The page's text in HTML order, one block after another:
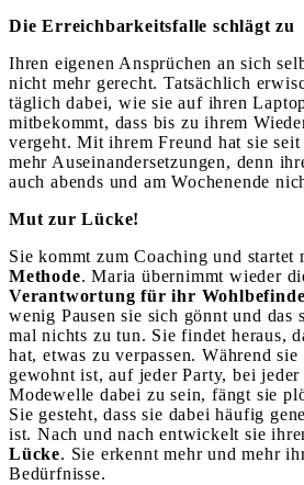
Die Erreichbarkeitsfalle schlägt zu
Ihren eigenen Ansprüchen an sich
nicht mehr gerecht. Tatsächlich
täglich dabei, wie sie auf ihren
mitbekommt, dass bis zu ihrem
vergeht. Mit ihrem Freund hat sie
mehr Auseinandersetzungen, denn
auch abends und am Wochenende
Mut zur Lücke!
Sie kommt zum Coaching und
Methode. Maria übernimmt wieder
Verantwortung für ihr
wenig Pausen sie sich gönnt und das
mal nichts zu tun. Sie findet heraus,
hat, etwas zu verpassen. Während sie
gewohnt ist, auf jeder Party, bei
Modewelle dabei zu sein, fängt sie
Sie gesteht, dass sie dabei häufig
ist. Nach und nach entwickelt sie
Lücke. Sie erkennt mehr und mehr
Bedürfnisse.